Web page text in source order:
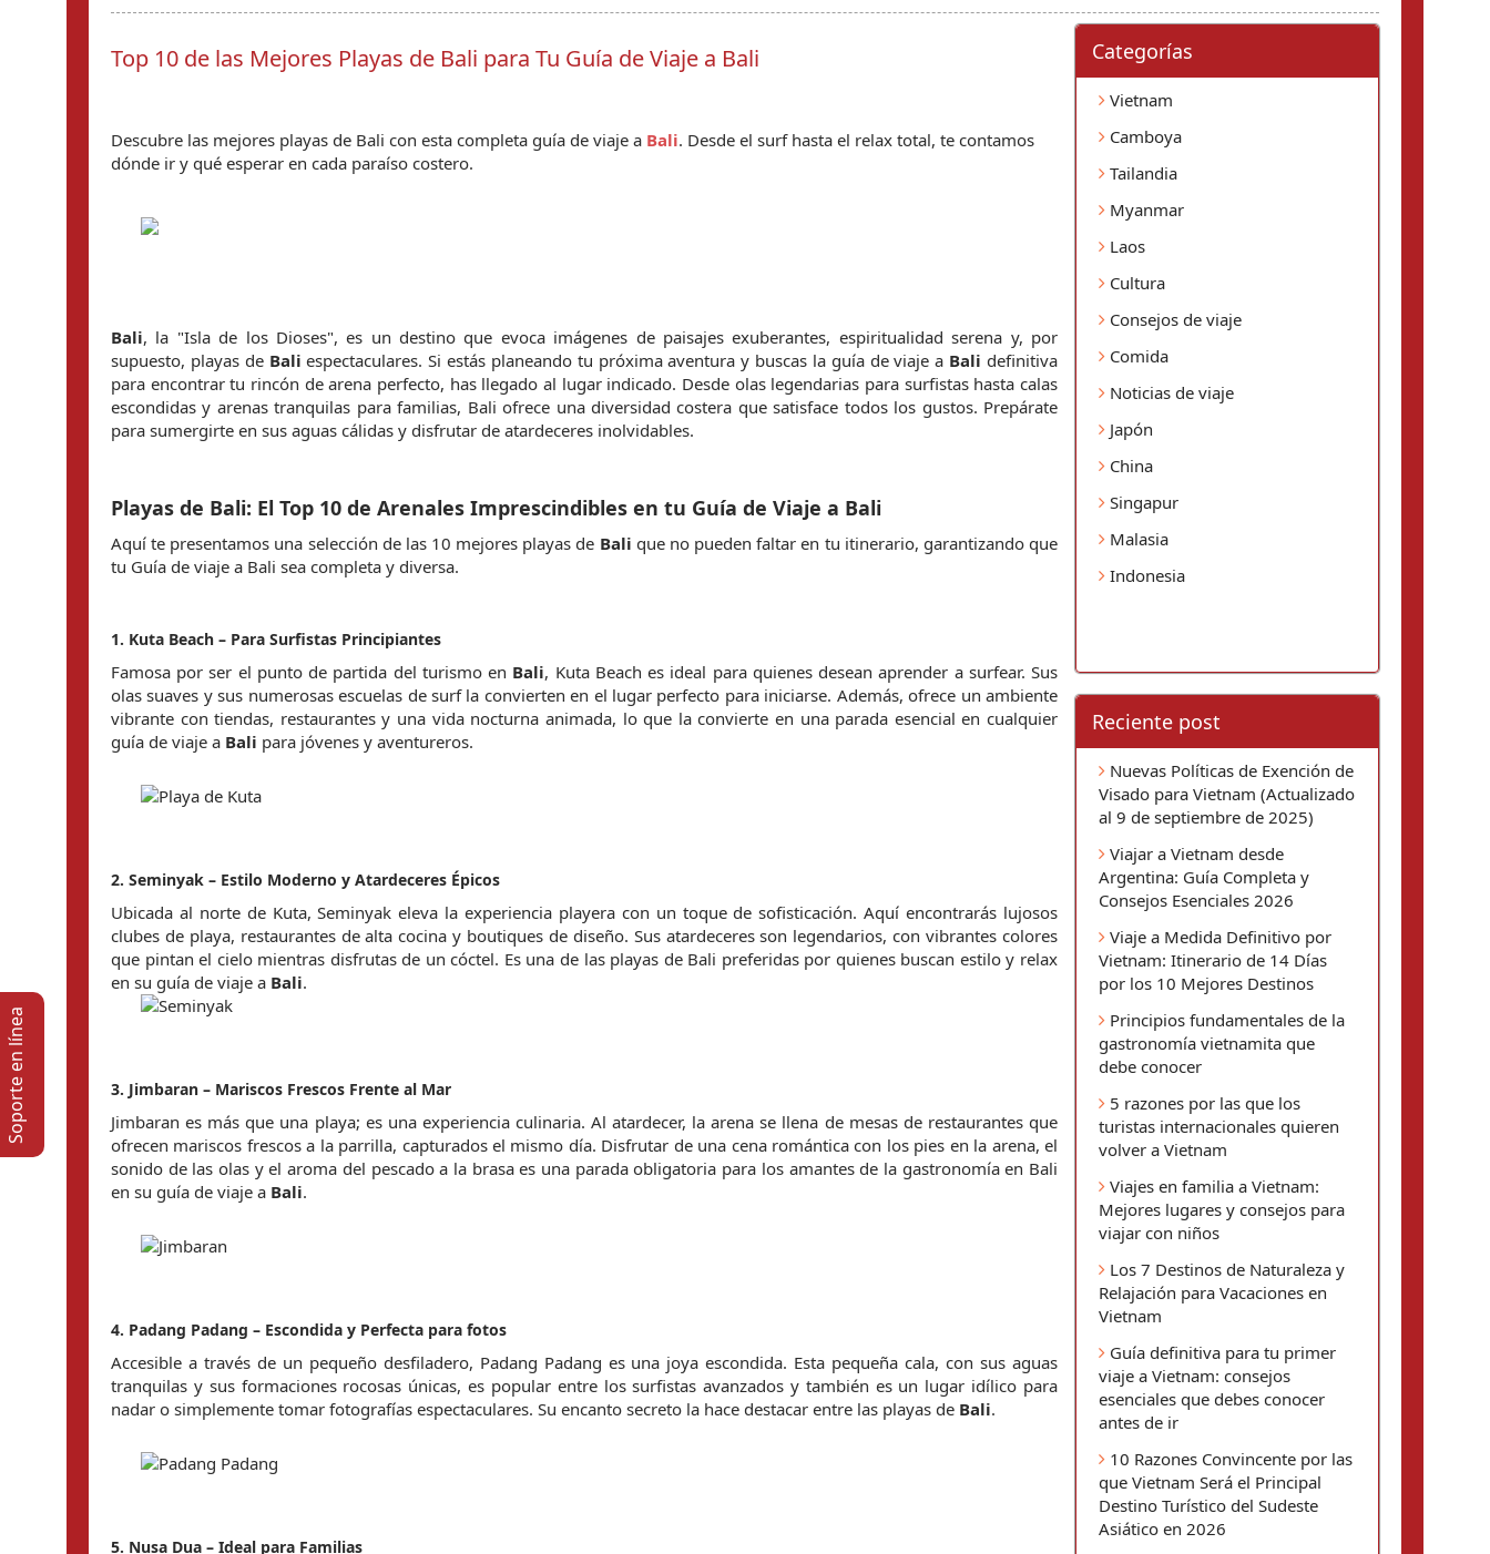
Top 10 de las Mejores Playas de Bali para Tu Guía de Viaje a Bali
Descubre las mejores playas de Bali con esta completa guía de viaje a Bali. Desde el surf hasta el relax total, te contamos
dónde ir y qué esperar en cada paraíso costero.
Bali, la "Isla de los Dioses", es un destino que evoca imágenes de paisajes exuberantes, espiritualidad serena y, por
supuesto, playas de Bali espectaculares. Si estás planeando tu próxima aventura y buscas la guía de viaje a Bali definitiva
para encontrar tu rincón de arena perfecto, has llegado al lugar indicado. Desde olas legendarias para surfistas hasta calas
escondidas y arenas tranquilas para familias, Bali ofrece una diversidad costera que satisface todos los gustos. Prepárate
para sumergirte en sus aguas cálidas y disfrutar de atardeceres inolvidables.
Playas de Bali: El Top 10 de Arenales Imprescindibles en tu Guía de Viaje a Bali
Aquí te presentamos una selección de las 10 mejores playas de Bali que no pueden faltar en tu itinerario, garantizando que
tu Guía de viaje a Bali sea completa y diversa.
1. Kuta Beach – Para Surfistas Principiantes
Famosa por ser el punto de partida del turismo en Bali, Kuta Beach es ideal para quienes desean aprender a surfear. Sus
olas suaves y sus numerosas escuelas de surf la convierten en el lugar perfecto para iniciarse. Además, ofrece un ambiente
vibrante con tiendas, restaurantes y una vida nocturna animada, lo que la convierte en una parada esencial en cualquier
guía de viaje a Bali para jóvenes y aventureros.
2. Seminyak – Estilo Moderno y Atardeceres Épicos
Ubicada al norte de Kuta, Seminyak eleva la experiencia playera con un toque de sofisticación. Aquí encontrarás lujosos
clubes de playa, restaurantes de alta cocina y boutiques de diseño. Sus atardeceres son legendarios, con vibrantes colores
que pintan el cielo mientras disfrutas de un cóctel. Es una de las playas de Bali preferidas por quienes buscan estilo y relax
en su guía de viaje a Bali.
3. Jimbaran – Mariscos Frescos Frente al Mar
Jimbaran es más que una playa; es una experiencia culinaria. Al atardecer, la arena se llena de mesas de restaurantes que
ofrecen mariscos frescos a la parrilla, capturados el mismo día. Disfrutar de una cena romántica con los pies en la arena, el
sonido de las olas y el aroma del pescado a la brasa es una parada obligatoria para los amantes de la gastronomía en Bali
en su guía de viaje a Bali.
4. Padang Padang – Escondida y Perfecta para fotos
Accesible a través de un pequeño desfiladero, Padang Padang es una joya escondida. Esta pequeña cala, con sus aguas
tranquilas y sus formaciones rocosas únicas, es popular entre los surfistas avanzados y también es un lugar idílico para
nadar o simplemente tomar fotografías espectaculares. Su encanto secreto la hace destacar entre las playas de Bali.
5. Nusa Dua – Ideal para Familias
Categorí­as
Vietnam
Camboya
Tailandia
Myanmar
Laos
Cultura
Consejos de viaje
Comida
Noticias de viaje
Japón
China
Singapur
Malasia
Indonesia
Reciente post
Nuevas Políticas de Exención de
Visado para Vietnam (Actualizado
al 9 de septiembre de 2025)
Viajar a Vietnam desde
Argentina: Guía Completa y
Consejos Esenciales 2026
Viaje a Medida Definitivo por
Vietnam: Itinerario de 14 Días
por los 10 Mejores Destinos
Principios fundamentales de la
gastronomía vietnamita que
debe conocer
5 razones por las que los
turistas internacionales quieren
volver a Vietnam
Viajes en familia a Vietnam:
Mejores lugares y consejos para
viajar con niños
Los 7 Destinos de Naturaleza y
Relajación para Vacaciones en
Vietnam
Guía definitiva para tu primer
viaje a Vietnam: consejos
esenciales que debes conocer
antes de ir
10 Razones Convincente por las
que Vietnam Será el Principal
Destino Turístico del Sudeste
Asiático en 2026
Soporte en lí­nea